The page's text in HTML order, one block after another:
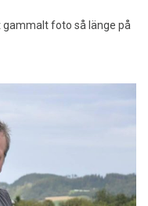
foto så länge på